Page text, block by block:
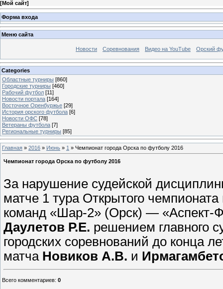
[Мой сайт]
Форма входа
Меню сайта
Новости Соревнования Видео на YouTube Орский
Categories
Областные турниры [860]
Городские турниры [460]
Рабочий футбол [11]
Новости портала [164]
Восточное Оренбуржье [29]
История орского футбола [6]
Новости ОФС [78]
Ветераны футбола [7]
Региональные турниры [85]
Главная » 2016 » Июнь » 1 » Чемпионат города Орска по футболу 2016
Чемпионат города Орска по футболу 2016
За нарушение судейской
матче 1 тура Открытого
команд «Шар-2» (Орск) — «Аспект-
Даулетов Р.Е. решением главного
городских соревнований до конца
матча Новиков А.В. и
Всего комментариев: 0